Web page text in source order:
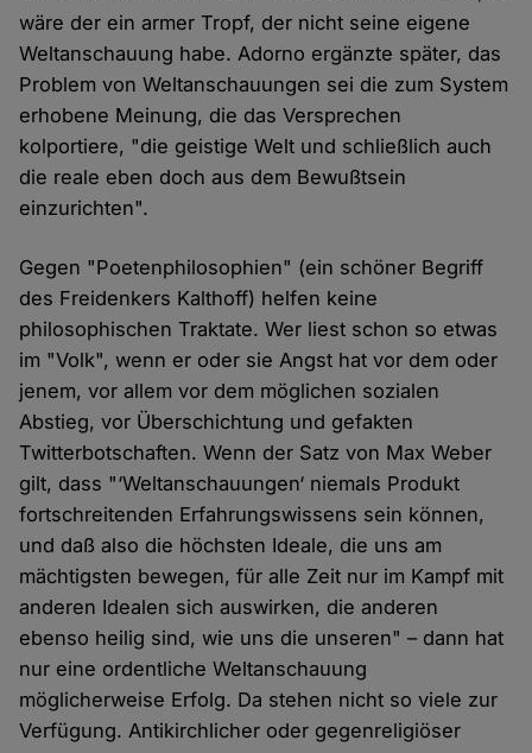
wäre der ein armer Tropf, der nicht seine eigene
Weltanschauung habe. Adorno ergänzte später, das
Problem von Weltanschauungen sei die zum System
erhobene Meinung, die das Versprechen
kolportiere, "die geistige Welt und schließlich auch
die reale eben doch aus dem Bewußtsein
einzurichten".
Gegen "Poetenphilosophien" (ein schöner Begriff
des Freidenkers Kalthoff) helfen keine
philosophischen Traktate. Wer liest schon so etwas
im "Volk", wenn er oder sie Angst hat vor dem oder
jenem, vor allem vor dem möglichen sozialen
Abstieg, vor Überschichtung und gefakten
Twitterbotschaften. Wenn der Satz von Max Weber
gilt, dass "‘Weltanschauungen‘ niemals Produkt
fortschreitenden Erfahrungswissens sein können,
und daß also die höchsten Ideale, die uns am
mächtigsten bewegen, für alle Zeit nur im Kampf mit
anderen Idealen sich auswirken, die anderen
ebenso heilig sind, wie uns die unseren" – dann hat
nur eine ordentliche Weltanschauung
möglicherweise Erfolg. Da stehen nicht so viele zur
Verfügung. Antikirchlicher oder gegenreligiöser